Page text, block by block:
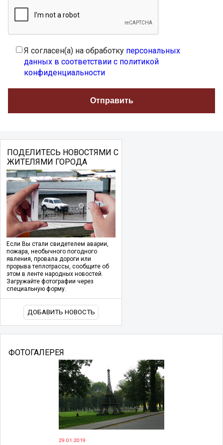
Я согласен(а) на обработку персональных
данных в соответствии с политикой
конфиденциальности
ПОДЕЛИТЕСЬ НОВОСТЯМИ С
ЖИТЕЛЯМИ ГОРОДА
Если Вы стали свидетелем аварии,
пожара, необычного погодного
явления, провала дороги или
прорыва теплотрассы, сообщите об
этом в ленте народных новостей.
Загружайте фотографии через
специальную форму.
ДОБАВИТЬ НОВОСТЬ
ФОТОГАЛЕРЕЯ
29.01.2019